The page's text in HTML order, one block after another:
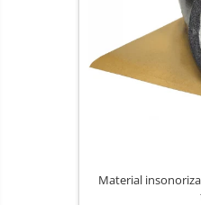
Material